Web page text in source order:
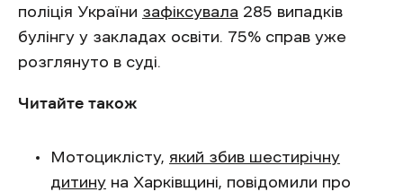
поліція України зафіксувала 285 випадків
булінгу у закладах освіти. 75% справ уже
розглянуто в суді.
Читайте також
Мотоциклісту, який збив шестирічну
дитину на Харківщині, повідомили про